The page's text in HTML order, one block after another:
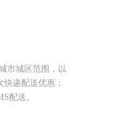
市城区范围，以
递配送优惠；
配送。